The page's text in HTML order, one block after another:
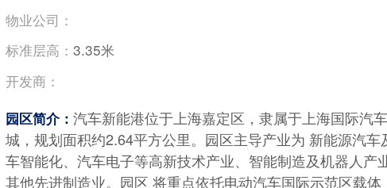
物业公司：
标准层高：3.35米
开发商：
园区简介：汽车新能港位于上海嘉定区，隶属于上海国际汽车
城，规划面积约2.64平方公里。园区主导产业为 新能源汽车
车智能化、汽车电子等高新技术产业、智能制造及机器人产
其他先进制造业。园区 将重点依托电动汽车国际示范区载体